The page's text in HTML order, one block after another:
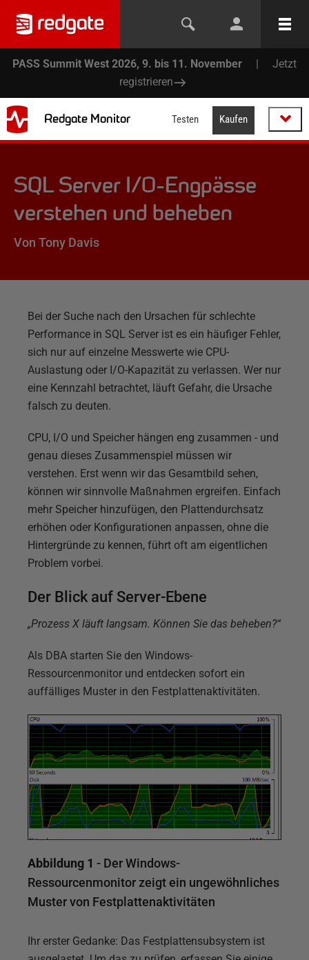
PASS Summit West 2026, 9. bis 11. November |
Jetzt
registrieren
Redgate Monitor Testen Kaufen
SQL Server I/O-Engpässe
verstehen und beheben
Von Tony Davis
Bei der Suche nach den Ursachen für schlechte
Performance in SQL Server ist es ein häufiger Fehler,
sich nur auf einzelne Messwerte wie CPU-
Auslastung oder I/O-Kapazität zu verlassen. Wer nur
eine Kennzahl betrachtet, läuft Gefahr, die Ursache
falsch zu deuten.
CPU, I/O und Speicher hängen eng zusammen - und
genau dieses Zusammenspiel müssen wir
verstehen. Erst wenn wir das Gesamtbild sehen,
können wir sinnvolle Maßnahmen ergreifen. Einfach
mehr Speicher hinzufügen, den Plattendurchsatz
erhöhen oder Konfigurationen anpassen, ohne die
Hintergründe zu kennen, führt oft am eigentlichen
Problem vorbei.
Der Blick auf Server-Ebene
„Prozess X läuft langsam. Können Sie das beheben?“
Als DBA starten Sie den Windows-
Ressourcenmonitor und entdecken sofort ein
auffälliges Muster in den Festplattenaktivitäten.
Abbildung 1 - Der Windows-
Ressourcenmonitor zeigt ein ungewöhnliches
Muster von Festplattenaktivitäten
Ihr erster Gedanke: Das Festplattensubsystem ist